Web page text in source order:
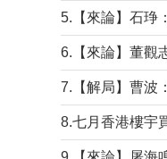
6.【來論】董觀
8.七月香港樓宇